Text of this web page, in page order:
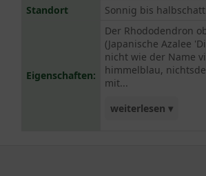
Standort
Sonnig bis
Eigenschaften:
Der Rhododendron
(Japanische Azalee
nicht wie der Name
himmelblau,
mit...
weiterlesen ▾